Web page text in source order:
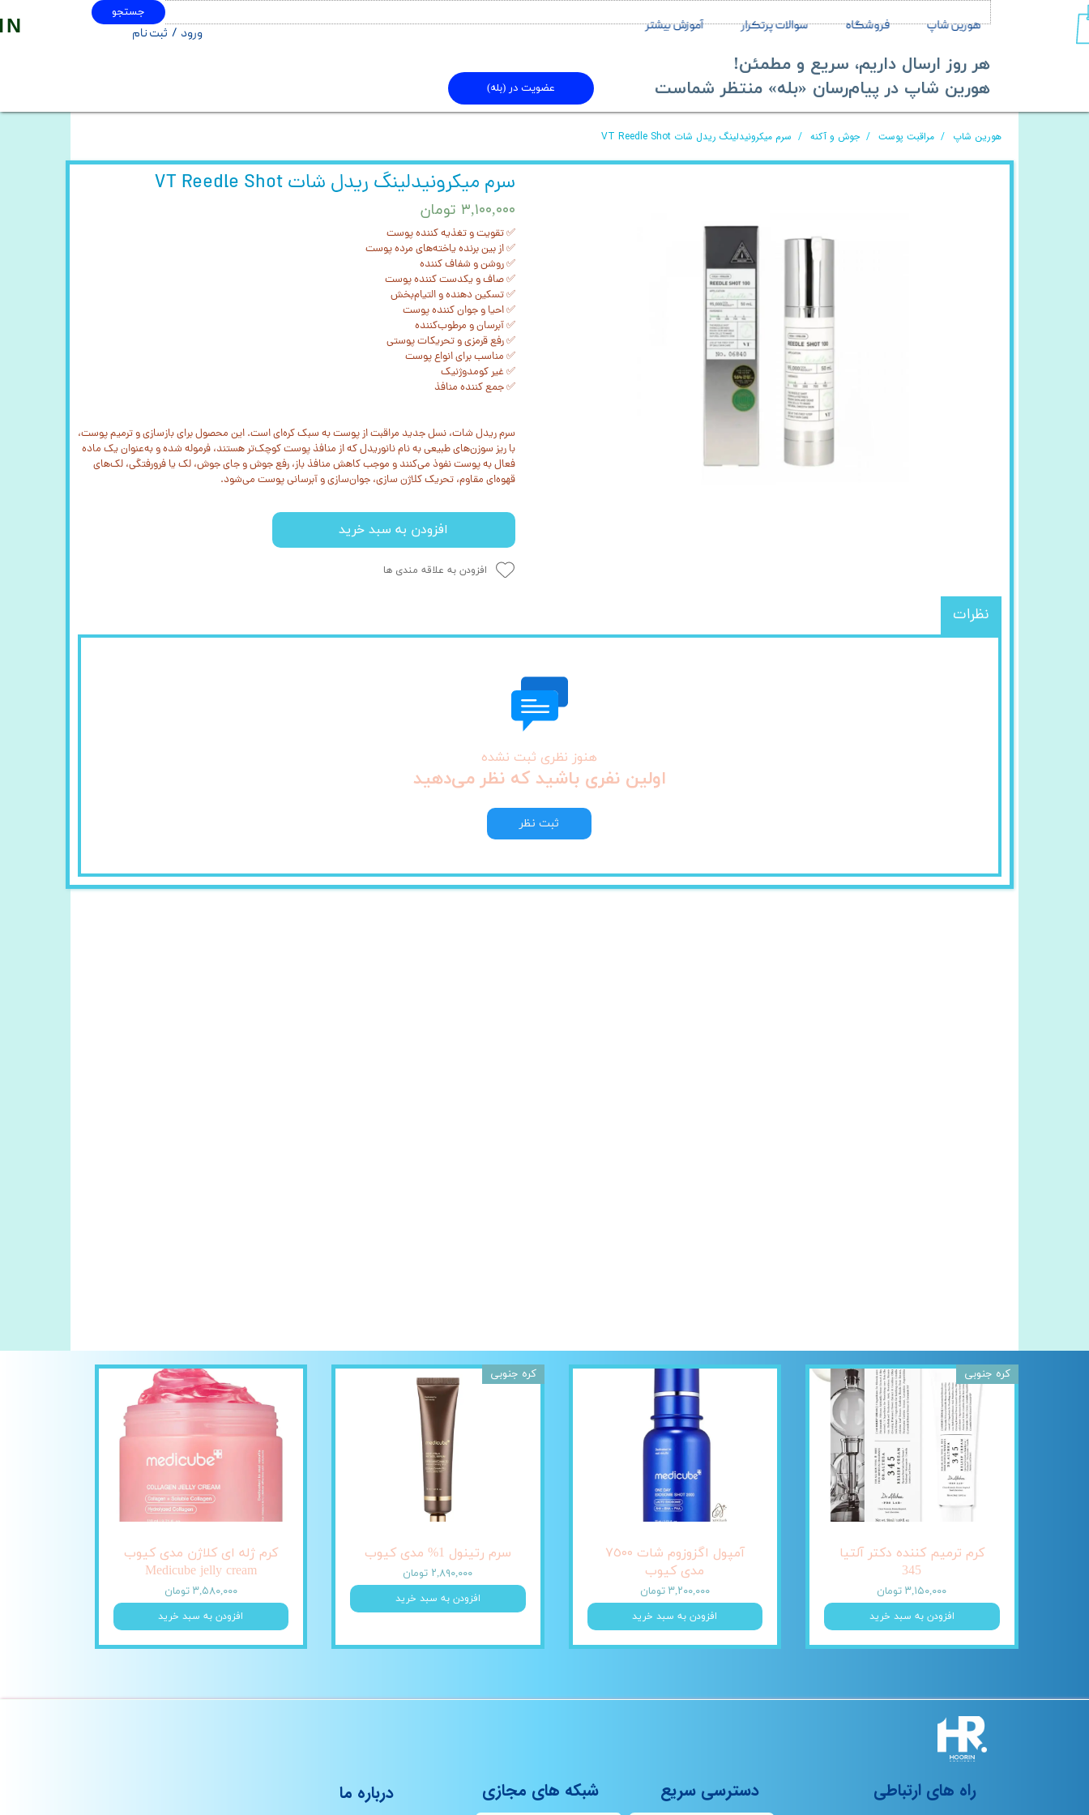
هورین شاپ فروشگاه سوالات پرتکرار آموزش بیشتر ورود / ثبت نام
جستجو
هر روز ارسال داریم، سریع و مطمئن!
​​​​​​​هورین شاپ در پیام‌رسان «بله» منتظر شماست​​​​​​​
عضویت در (بله)
هورین شاپ مراقبت پوست جوش و آکنه سرم میکرونیدلینگ ریدل شات VT Reedle Shot
سرم میکرونیدلینگ ریدل شات VT Reedle Shot
۳,۱۰۰,۰۰۰ تومان
✅ تقویت و تغذیه کننده پوست
✅ از بین برنده یاخته‌های مرده پوست
✅ روشن و شفاف کننده
✅ صاف و یکدست کننده پوست
✅ تسکین دهنده و التیام‌بخش
✅ احیا و جوان کننده پوست
✅ آبرسان و مرطوب‌کننده
✅ رفع قرمزی و تحریکات پوستی
✅ مناسب برای انواع پوست
✅ غیر کومدوژنیک
✅ جمع کننده منافذ
سرم ریدل شات، نسل جدید مراقبت از پوست به سبک کره‌ای است. این محصول برای بازسازی و ترمیم پوست،
با ریز سوزن‌های طبیعی به نام نانوریدل که از منافذ پوست کوچک‌تر هستند، فرموله شده و به‌عنوان یک ماده
فعال به پوست نفوذ می‌کنند و موجب کاهش منافذ باز، رفع جوش و جای جوش، لک یا فرورفتگی، لک‌های
قهوه‌ای مقاوم، تحریک کلاژن سازی، جوان‌سازی و آبرسانی پوست می‌شود.
افزودن به سبد خرید
افزودن به علاقه مندی ها
نظرات
هنوز نظری ثبت نشده
اولین نفری باشید که نظر می‌دهید
ثبت نظر
کرم ترمیم کننده دکتر آلتیا
345
۳,۱۵۰,۰۰۰ تومان
افزودن به سبد خرید
کره جنوبی
آمپول اگزوزوم شات ٧٥٠٠
مدی کیوب
۳,۲۰۰,۰۰۰ تومان
افزودن به سبد خرید
سرم رتینول 1% مدی کیوب
۲,۸۹۰,۰۰۰ تومان
افزودن به سبد خرید
کره جنوبی
کرم ژله ای کلاژن مدی کیوب
Medicube jelly cream
۳,۵۸۰,۰۰۰ تومان
افزودن به سبد خرید
راه های ارتباطی دسترسی سریع شبکه های مجازی درباره ما